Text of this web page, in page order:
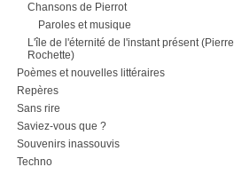
Chansons de Pierrot
Paroles et musique
L'île de l'éternité de l'instant présent (Pierre
Rochette)
Poèmes et nouvelles littéraires
Repères
Sans rire
Saviez-vous que ?
Souvenirs inassouvis
Techno